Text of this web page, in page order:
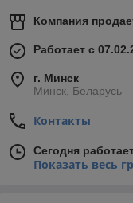
Компания
Работает с
г. Минск
Минск, Беларусь
Контакты
Сегодня
Показать весь